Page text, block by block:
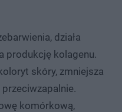
działa
produkcję kolagenu.
skóry, zmniejsza
komórkową,